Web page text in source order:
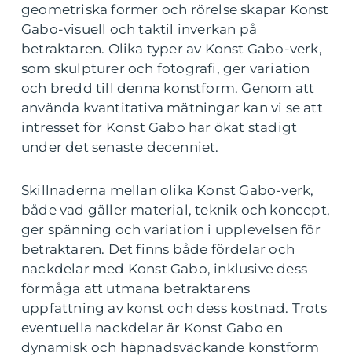
geometriska former och rörelse skapar Konst
Gabo-visuell och taktil inverkan på
betraktaren. Olika typer av Konst Gabo-verk,
som skulpturer och fotografi, ger variation
och bredd till denna konstform. Genom att
använda kvantitativa mätningar kan vi se att
intresset för Konst Gabo har ökat stadigt
under det senaste decenniet.
Skillnaderna mellan olika Konst Gabo-verk,
både vad gäller material, teknik och koncept,
ger spänning och variation i upplevelsen för
betraktaren. Det finns både fördelar och
nackdelar med Konst Gabo, inklusive dess
förmåga att utmana betraktarens
uppfattning av konst och dess kostnad. Trots
eventuella nackdelar är Konst Gabo en
dynamisk och häpnadsväckande konstform